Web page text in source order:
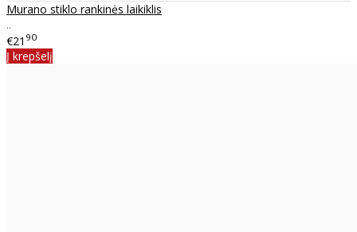
Murano stiklo rankinės laikiklis
..
€21 90
Į krepšelį